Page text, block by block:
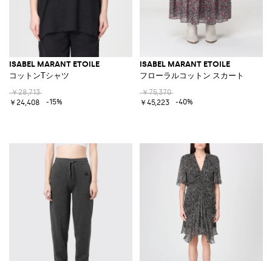
ISABEL MARANT ETOILE
コットンTシャツ
￥28,713
￥24,408
-15%
ISABEL MARANT ETOILE
フローラルコットン スカート
￥75,370
￥45,223
-40%